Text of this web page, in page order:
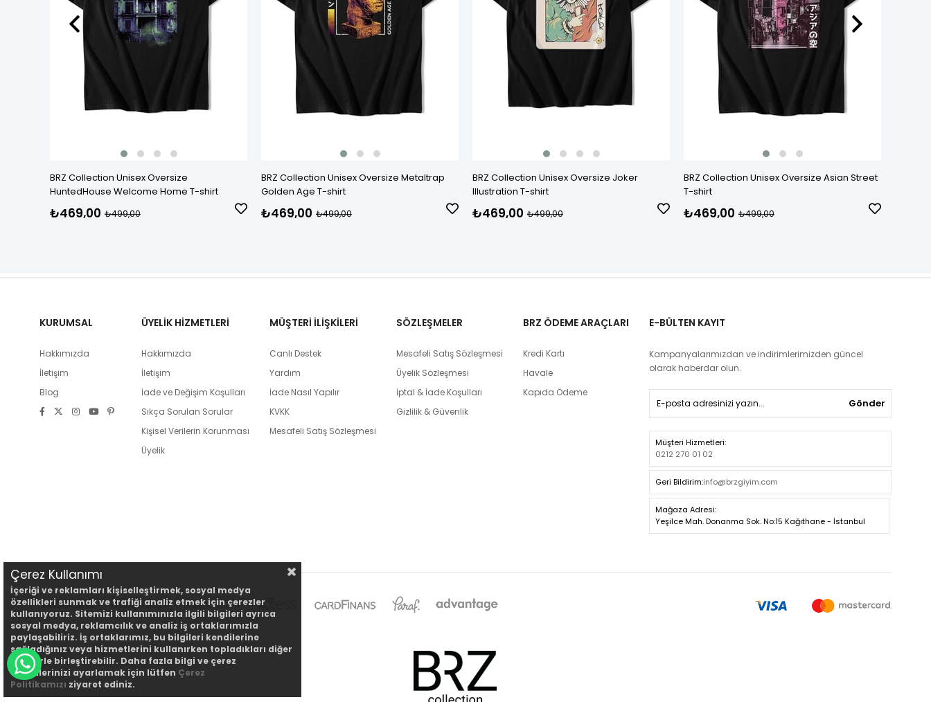
BRZ Collection Unisex Oversize
HuntedHouse Welcome Home T-shirt
₺469,00 ₺499,00
BRZ Collection Unisex Oversize Metaltrap
Golden Age T-shirt
₺469,00 ₺499,00
BRZ Collection Unisex Oversize Joker
Illustration T-shirt
₺469,00 ₺499,00
BRZ Collection Unisex Oversize Asian Street
T-shirt
₺469,00 ₺499,00
KURUMSAL
Hakkımızda
İletişim
Blog
ÜYELİK HİZMETLERİ
Hakkımızda
İletişim
İade ve Değişim Koşulları
Sıkça Sorulan Sorular
Kişisel Verilerin Korunması
Üyelik
MÜŞTERİ İLİŞKİLERİ
Canlı Destek
Yardım
İade Nasıl Yapılır
KVKK
Mesafeli Satış Sözleşmesi
SÖZLEŞMELER
Mesafeli Satış Sözleşmesi
Üyelik Sözleşmesi
İptal & İade Koşulları
Gizlilik & Güvenlik
BRZ ÖDEME ARAÇLARI
Kredi Kartı
Havale
Kapıda Ödeme
E-BÜLTEN KAYIT
Kampanyalarımızdan ve indirimlerimizden güncel
olarak haberdar olun.
Gönder
Müşteri Hizmetleri:
0212 270 01 02
Geri Bildirim:info@brzgiyim.com
Mağaza Adresi:
Yeşilce Mah. Donanma Sok. No:15 Kağıthane - İstanbul
Çerez Kullanımı
İçeriği ve reklamları kişiselleştirmek, sosyal medya
özellikleri sunmak ve trafiği analiz etmek için çerezler
kullanıyoruz. Sitemizi kullanımınızla ilgili bilgileri ayrıca
sosyal medya, reklamcılık ve analiz iş ortaklarımızla
paylaşabiliriz. İş ortaklarımız, bu bilgileri kendilerine
sağladığınız veya hizmetlerini kullanırken topladıkları diğer
bilgilerle birleştirebilir. Daha fazla bilgi ve çerez
tercihlerinizi ayarlamak için lütfen Çerez
Politikamızı ziyaret ediniz.
WHATSAPP DESTEK HATTI